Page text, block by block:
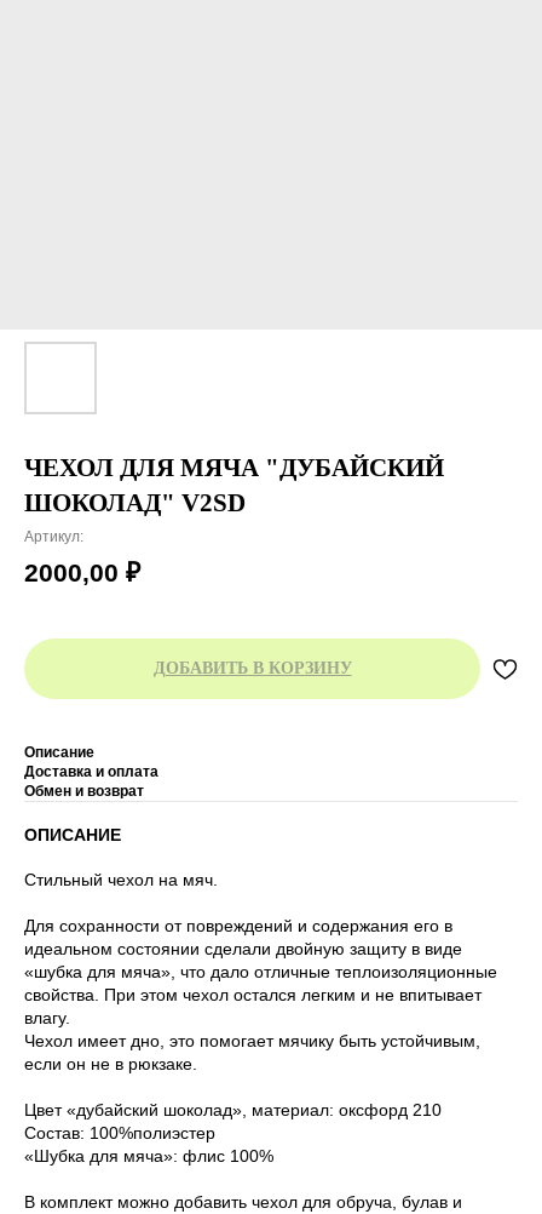
ЧЕХОЛ ДЛЯ МЯЧА "ДУБАЙСКИЙ
ШОКОЛАД" V2SD
Артикул:
2000,00 ₽
ДОБАВИТЬ В КОРЗИНУ
Описание
Доставка и оплата
Обмен и возврат
ОПИСАНИЕ
Стильный чехол на мяч.
Для сохранности от повреждений и содержания его в
идеальном состоянии сделали двойную защиту в виде
«шубка для мяча», что дало отличные теплоизоляционные
свойства. При этом чехол остался легким и не впитывает
влагу.
Чехол имеет дно, это помогает мячику быть устойчивым,
если он не в рюкзаке.
Цвет «дубайский шоколад», материал: оксфорд 210
Состав: 100%полиэстер
«Шубка для мяча»: флис 100%
В комплект можно добавить чехол для обруча, булав и